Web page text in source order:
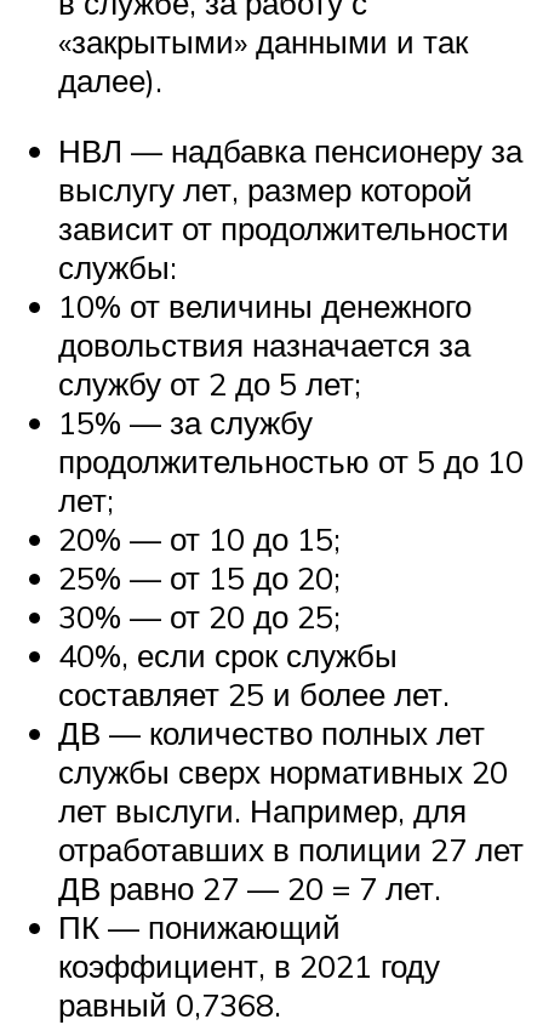
«закрытыми» данными и так
далее).
НВЛ — надбавка пенсионеру за
выслугу лет, размер которой
зависит от продолжительности
службы:
10% от величины денежного
довольствия назначается за
службу от 2 до 5 лет;
15% — за службу
продолжительностью от 5 до 10
лет;
20% — от 10 до 15;
25% — от 15 до 20;
30% — от 20 до 25;
40%, если срок службы
составляет 25 и более лет.
ДВ — количество полных лет
службы сверх нормативных 20
лет выслуги. Например, для
отработавших в полиции 27 лет
ДВ равно 27 — 20 = 7 лет.
ПК — понижающий
коэффициент, в 2021 году
равный 0,7368.